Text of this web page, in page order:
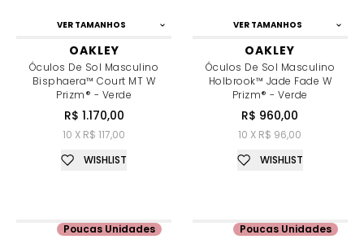
VER TAMANHOS
OAKLEY
Óculos De Sol Masculino
Bisphaera™ Court MT W
Prizm® - Verde
R$ 1.170,00
10 X R$ 117,00
WISHLIST
VER TAMANHOS
OAKLEY
Óculos De Sol Masculino
Holbrook™ Jade Fade W
Prizm® - Verde
R$ 960,00
10 X R$ 96,00
WISHLIST
Poucas Unidades Poucas Unidades